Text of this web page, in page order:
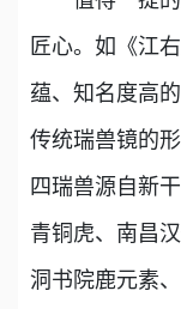
匠心。如《江
蕴、知名度高
传统瑞兽镜的
四瑞兽源自新
青铜虎、南昌
洞书院鹿元素